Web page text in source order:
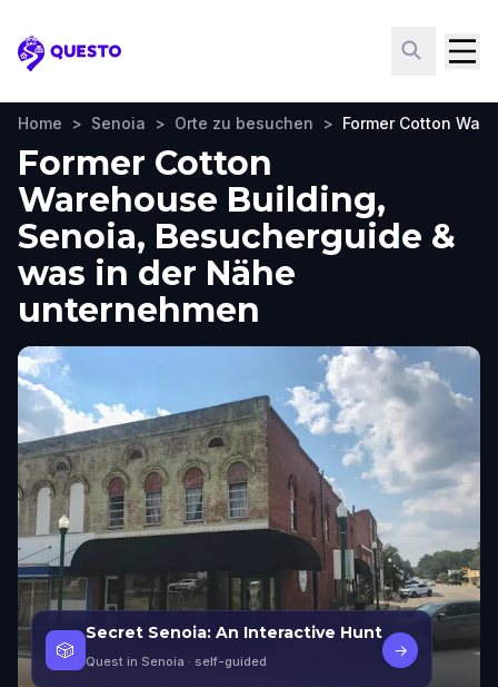
Questo
Home > Senoia > Orte zu besuchen > Former Cotton
Former Cotton
Warehouse Building,
Senoia, Besucherguide &
was in der Nähe
unternehmen
🎲
Secret Senoia: An Interactive Hunt
Quest in Senoia · self-guided
→